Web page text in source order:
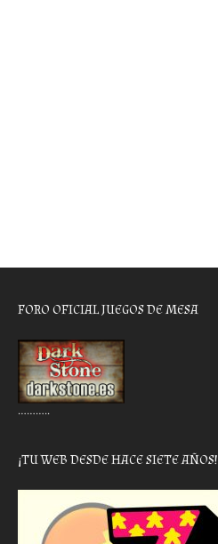
FORO OFICIAL JUEGOS DE MESA
………..
¡TU WEB DESDE HACE SIETE AÑOS!